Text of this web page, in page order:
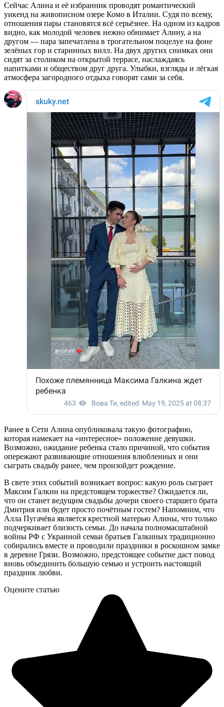
Сейчас Алина и её избранник проводят романтический
уикенд на живописном озере Комо в Италии. Судя по всему,
отношения пары становятся всё серьёзнее. На одном из кадров
видно, как молодой человек нежно обнимает Алину, а на
другом — пара запечатлена в трогательном поцелуе на фоне
зелёных гор и старинных вилл. На двух других снимках они
сидят за столиком на открытой террасе, наслаждаясь
напитками и обществом друг друга. Улыбки, взгляды и лёгкая
атмосфера загородного отдыха говорят сами за себя.
Ранее в Сети Алина опубликовала такую фотографию,
которая намекает на «интересное» положение девушки.
Возможно, ожидание ребенка стало причиной, что события
опережают развивающие отношения влюбленных и они
сыграть свадьбу ранее, чем произойдет рождение.
В свете этих событий возникает вопрос: какую роль сыграет
Максим Галкин на предстоящем торжестве? Ожидается ли,
что он станет ведущим свадьбы дочери своего старшего брата
Дмитрия или будет просто почётным гостем? Напомним, что
Алла Пугачёва является крестной матерью Алины, что только
подчеркивает близость семьи. До начала полномасштабной
войны РФ с Украиной семьи братьев Галкиных традиционно
собирались вместе и проводили праздники в роскошном замке
в деревне Грязи. Возможно, предстоящее событие даст повод
вновь объединить большую семью и устроить настоящий
праздник любви.
Оцените статью